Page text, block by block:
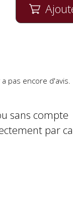

a pas encore d'avis.
sans compte
par